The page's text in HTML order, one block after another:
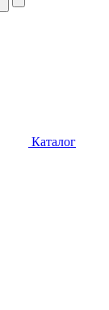
Каталог